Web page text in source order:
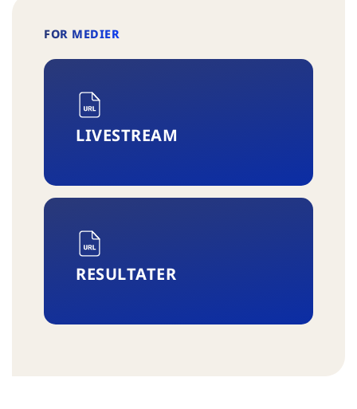
FOR MEDIER
LIVESTREAM
RESULTATER